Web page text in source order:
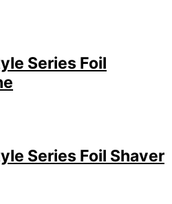
Series Foil
Series Foil Shaver